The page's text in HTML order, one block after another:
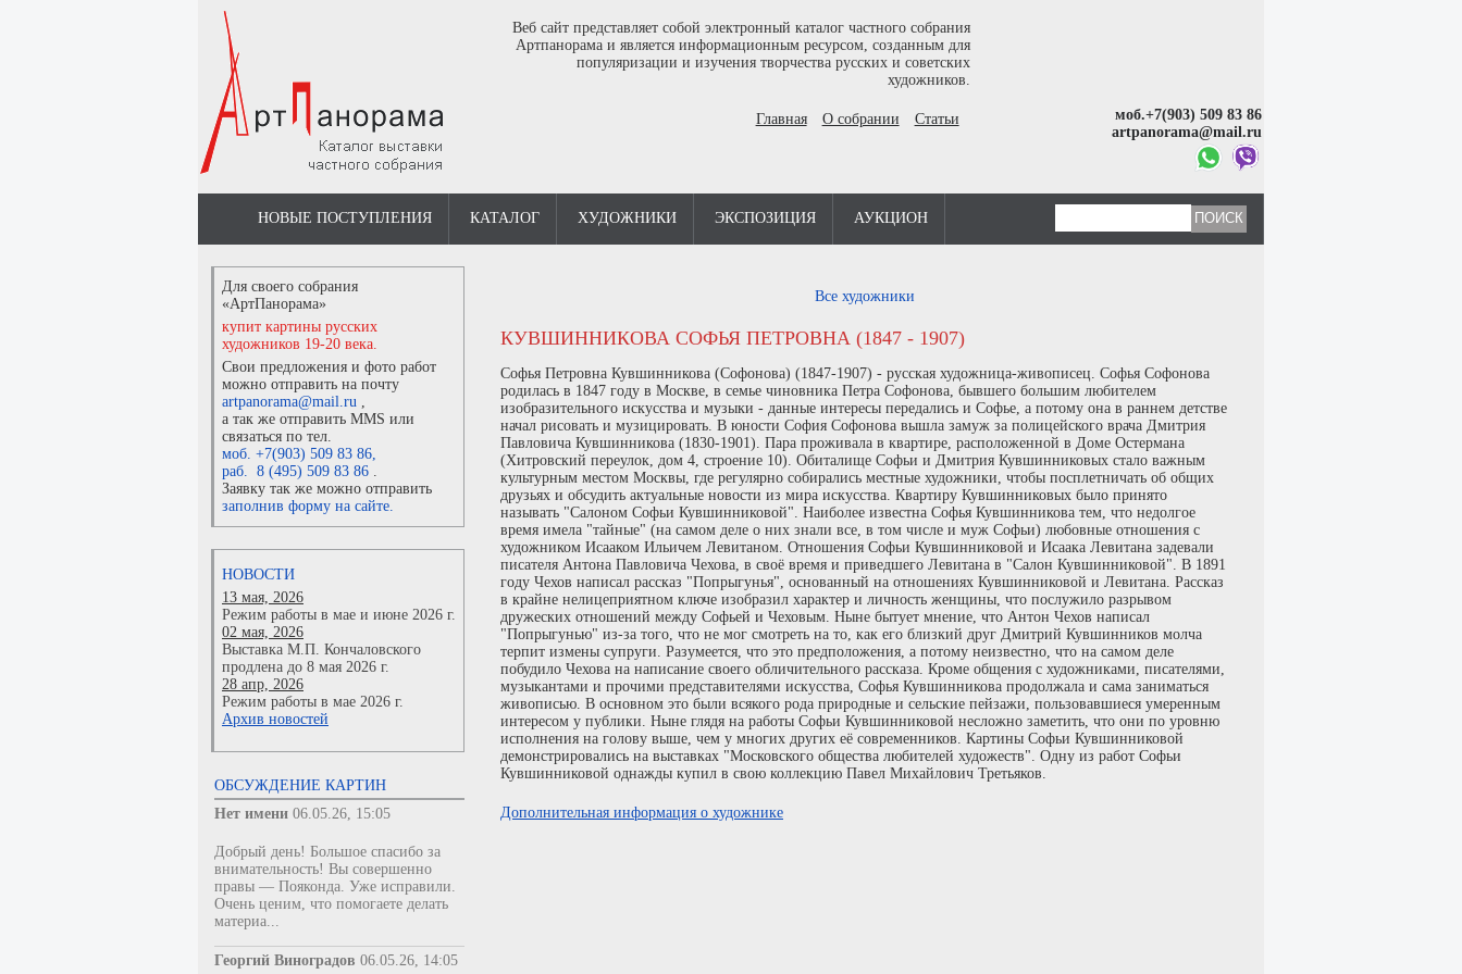
Веб сайт представляет собой электронный каталог частного собрания
Артпанорама и является информационным ресурсом, созданным для
популяризации и изучения творчества русских и советских
художников.
Главная О собрании Статьи
моб.+7(903) 509 83 86
artpanorama@mail.ru
НОВЫЕ ПОСТУПЛЕНИЯ КАТАЛОГ ХУДОЖНИКИ ЭКСПОЗИЦИЯ АУКЦИОН
Для своего собрания
«АртПанорама»
купит картины русских
художников 19-20 века.
Свои предложения и фото работ
можно отправить на почту
artpanorama@mail.ru ,
а так же отправить MMS или
связаться по тел.
моб. +7(903) 509 83 86,
раб. 8 (495) 509 83 86 .
Заявку так же можно отправить
заполнив форму на сайте.
НОВОСТИ
13 мая, 2026
Режим работы в мае и июне 2026 г.
02 мая, 2026
Выставка М.П. Кончаловского
продлена до 8 мая 2026 г.
28 апр, 2026
Режим работы в мае 2026 г.
Архив новостей
ОБСУЖДЕНИЕ КАРТИН
Нет имени 06.05.26, 15:05
Добрый день! Большое спасибо за
внимательность! Вы совершенно
правы — Пояконда. Уже исправили.
Очень ценим, что помогаете делать
материа...
Георгий Виноградов 06.05.26, 14:05
Все художники
КУВШИННИКОВА СОФЬЯ ПЕТРОВНА (1847 - 1907)
Софья Петровна Кувшинникова (Софонова) (1847-1907) - русская художница-живописец. Софья Софонова
родилась в 1847 году в Москве, в семье чиновника Петра Софонова, бывшего большим любителем
изобразительного искусства и музыки - данные интересы передались и Софье, а потому она в раннем детстве
начал рисовать и музицировать. В юности София Софонова вышла замуж за полицейского врача Дмитрия
Павловича Кувшинникова (1830-1901). Пара проживала в квартире, расположенной в Доме Остермана
(Хитровский переулок, дом 4, строение 10). Обиталище Софьи и Дмитрия Кувшинниковых стало важным
культурным местом Москвы, где регулярно собирались местные художники, чтобы посплетничать об общих
друзьях и обсудить актуальные новости из мира искусства. Квартиру Кувшинниковых было принято
называть "Салоном Софьи Кувшинниковой". Наиболее известна Софья Кувшинникова тем, что недолгое
время имела "тайные" (на самом деле о них знали все, в том числе и муж Софьи) любовные отношения с
художником Исааком Ильичем Левитаном. Отношения Софьи Кувшинниковой и Исаака Левитана задевали
писателя Антона Павловича Чехова, в своё время и приведшего Левитана в "Салон Кувшинниковой". В 1891
году Чехов написал рассказ "Попрыгунья", основанный на отношениях Кувшинниковой и Левитана. Рассказ
в крайне нелицеприятном ключе изобразил характер и личность женщины, что послужило разрывом
дружеских отношений между Софьей и Чеховым. Ныне бытует мнение, что Антон Чехов написал
"Попрыгунью" из-за того, что не мог смотреть на то, как его близкий друг Дмитрий Кувшинников молча
терпит измены супруги. Разумеется, что это предположения, а потому неизвестно, что на самом деле
побудило Чехова на написание своего обличительного рассказа. Кроме общения с художниками, писателями,
музыкантами и прочими представителями искусства, Софья Кувшинникова продолжала и сама заниматься
живописью. В основном это были всякого рода природные и сельские пейзажи, пользовавшиеся умеренным
интересом у публики. Ныне глядя на работы Софьи Кувшинниковой несложно заметить, что они по уровню
исполнения на голову выше, чем у многих других её современников. Картины Софьи Кувшинниковой
демонстрировались на выставках "Московского общества любителей художеств". Одну из работ Софьи
Кувшинниковой однажды купил в свою коллекцию Павел Михайлович Третьяков.
Дополнительная информация о художнике